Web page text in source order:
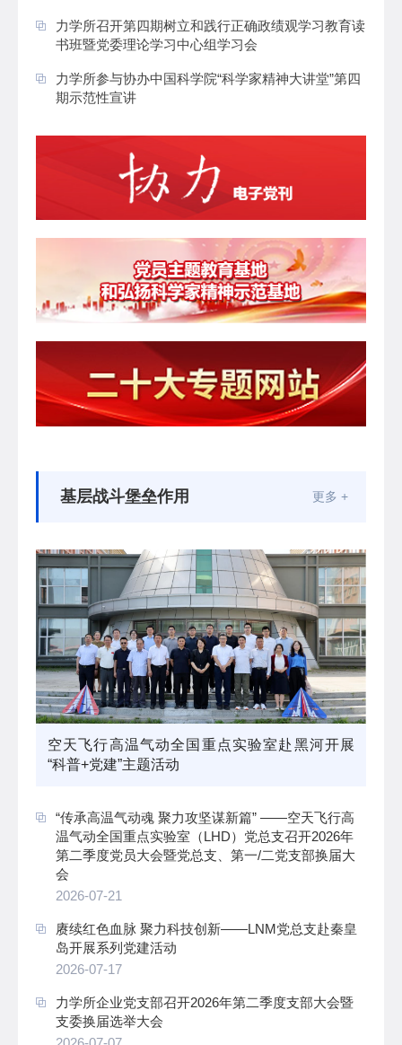
力学所召开第四期树立和践行正确政绩观学习教育读
书班暨党委理论学习中心组学习会
力学所参与协办中国科学院“科学家精神大讲堂”第四
期示范性宣讲
基层战斗堡垒作用 更多 +
空天飞行高温气动全国重点实验室赴黑河开展
“科普+党建”主题活动
“传承高温气动魂 聚力攻坚谋新篇” ——空天飞行高
温气动全国重点实验室（LHD）党总支召开2026年
第二季度党员大会暨党总支、第一/二党支部换届大
会
2026-07-21
赓续红色血脉 聚力科技创新——LNM党总支赴秦皇
岛开展系列党建活动
2026-07-17
力学所企业党支部召开2026年第二季度支部大会暨
支委换届选举大会